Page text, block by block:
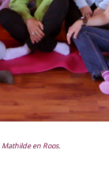
en Roos.